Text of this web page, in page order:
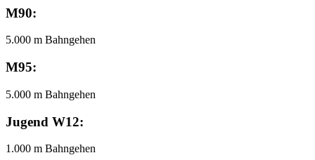
M90:
5.000 m Bahngehen
M95:
5.000 m Bahngehen
Jugend W12:
1.000 m Bahngehen